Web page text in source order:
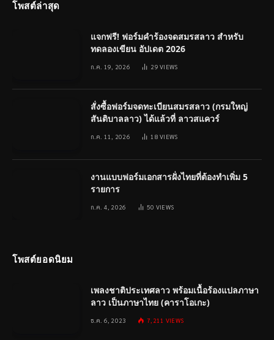
โพสต์ล่าสุด
แจกฟรี! ฟอร์มคำร้องจดสมรสลาว สำหรับ
ทดลองเขียน อัปเดต 2026
ก.ค. 19, 2026 29VIEWS
สั่งซื้อฟอร์มจดทะเบียนสมรสลาว (กรมใหญ่
สันติบาลลาว) ได้แล้วที่ ลาวสแควร์
ก.ค. 11, 2026 18VIEWS
งานแบบฟอร์มเอกสารฝั่งไทยที่ต้องทำเพิ่ม 5
รายการ
ก.ค. 4, 2026 50 VIEWS
โพสต์ยอดนิยม
เพลงชาติประเทศลาว พร้อมเนื้อร้องแปลภาษา
ลาว เป็นภาษาไทย (คาราโอเกะ)
ธ.ค. 6, 2023 7,211 VIEWS